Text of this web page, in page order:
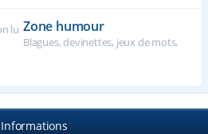
Zone humour
Blagues, devinettes, jeux de mots,
Informations